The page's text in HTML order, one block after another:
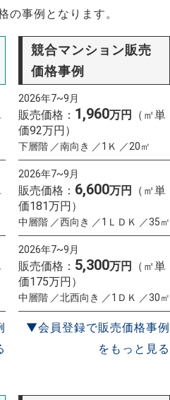
の事例となります。
競合マンション販売
価格事例
2026年7~9月
販売価格： 1,960万円
（㎡単
価92万円）
下層階 ／南向き ／1Ｋ ／20㎡
2026年7~9月
販売価格： 6,600万円
（㎡単
価181万円）
中層階 ／西向き ／1ＬＤＫ ／35㎡
2026年7~9月
販売価格： 5,300万円
（㎡単
価175万円）
中層階 ／北西向き ／1ＤＫ ／30㎡
▼会員登録で販売価格事例
をもっと見る